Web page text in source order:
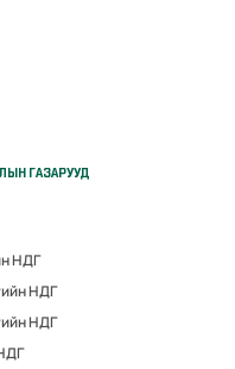
ГАЗАРУУД
НДГ
НДГ
НДГ